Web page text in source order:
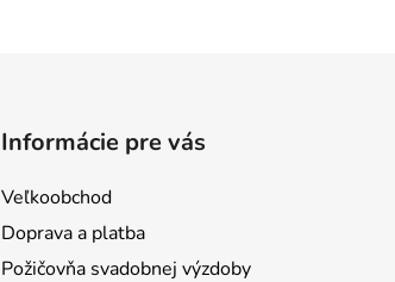
Informácie pre vás
Veľkoobchod
Doprava a platba
Požičovňa svadobnej výzdoby